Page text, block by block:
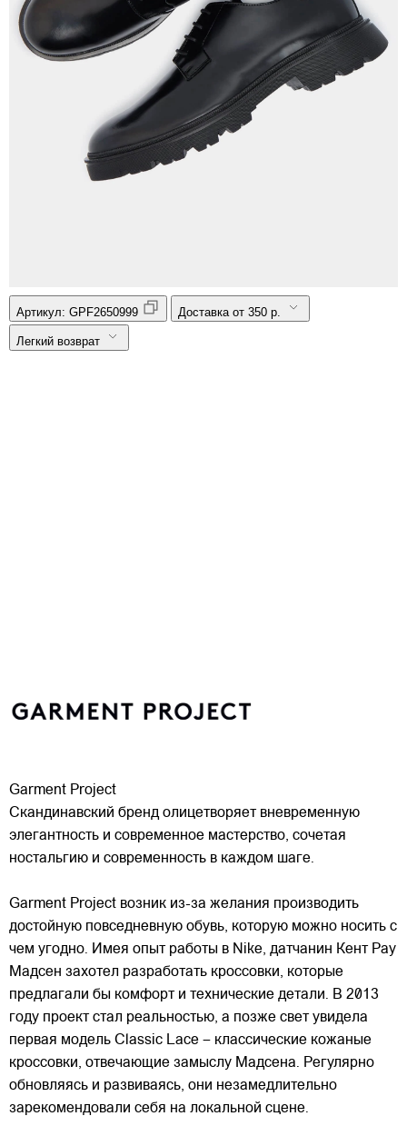
Артикул: GPF2650999 Доставка от 350 р.
Легкий возврат
Garment Project
Скандинавский бренд олицетворяет вневременную
элегантность и современное мастерство, сочетая
ностальгию и современность в каждом шаге.
Garment Project возник из-за желания производить
достойную повседневную обувь, которую можно носить с
чем угодно. Имея опыт работы в Nike, датчанин Кент Рау
Мадсен захотел разработать кроссовки, которые
предлагали бы комфорт и технические детали. В 2013
году проект стал реальностью, а позже свет увидела
первая модель Classic Lace – классические кожаные
кроссовки, отвечающие замыслу Мадсена. Регулярно
обновляясь и развиваясь, они незамедлительно
зарекомендовали себя на локальной сцене.